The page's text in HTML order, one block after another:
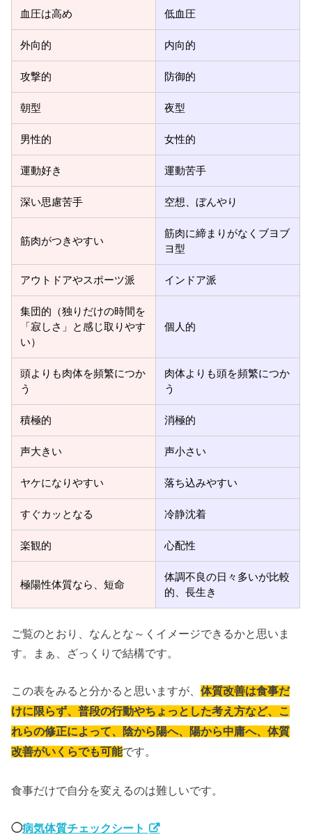
血圧は高め 低血圧
外向的 内向的
攻撃的 防御的
朝型 夜型
男性的 女性的
運動好き 運動苦手
深い思慮苦手 空想、ぼんやり
筋肉がつきやすい
筋肉に締まりがなくブヨブ
ヨ型
アウトドアやスポーツ派 インドア派
集団的（独りだけの時間を
「寂しさ」と感じ取りやす
い）
個人的
頭よりも肉体を頻繁につか
う
肉体よりも頭を頻繁につか
う
積極的 消極的
声大きい 声小さい
ヤケになりやすい 落ち込みやすい
すぐカッとなる 冷静沈着
楽観的 心配性
極陽性体質なら、短命
体調不良の日々多いが比較
的、長生き
ご覧のとおり、なんとな～くイメージできるかと思いま
す。まぁ、ざっくりで結構です。
この表をみると分かると思いますが、体質改善は食事だ
けに限らず、普段の行動やちょっとした考え方など、こ
れらの修正によって、陰から陽へ、陽から中庸へ、体質
改善がいくらでも可能です。
食事だけで自分を変えるのは難しいです。
◯病気体質チェックシート